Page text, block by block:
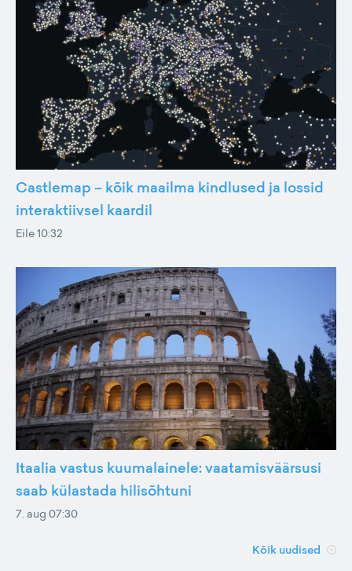
Castlemap – kõik maailma kindlused ja lossid
interaktiivsel kaardil
Eile 10:32
Itaalia vastus kuumalainele: vaatamisväärsusi
saab külastada hilisõhtuni
7. aug 07:30
Kõik uudised